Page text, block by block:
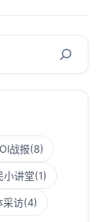
战报(8)
小讲堂(1)
采访(4)